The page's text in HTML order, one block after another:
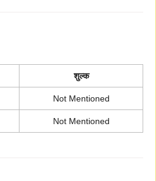
शुल्क
Not Mentioned
Not Mentioned